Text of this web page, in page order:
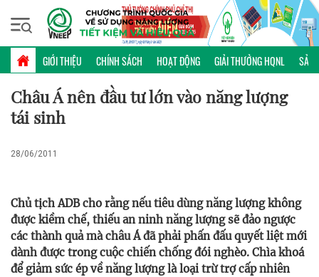
GIỚI THIỆU CHÍNH SÁCH HOẠT ĐỘNG GIẢI THƯỞNG HQNL SẢN
Thứ sáu, 07/08/2026 | 15:43 GMT+7
PHỔ BIẾN KIẾN THỨC
Châu Á nên đầu tư lớn vào năng lượng
tái sinh
28/06/2011
Chủ tịch ADB cho rằng nếu tiêu dùng năng lượng không
được kiềm chế, thiếu an ninh năng lượng sẽ đảo ngược
các thành quả mà châu Á đã phải phấn đấu quyết liệt mới
dành được trong cuộc chiến chống đói nghèo. Chìa khoá
để giảm sức ép về năng lượng là loại trừ trợ cấp nhiên